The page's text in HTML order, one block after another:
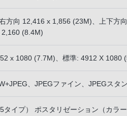
方向 12,416 x 1,856 (23M)、上下方
(8.4M)
x 1080 (7.7M)、標準: 4912 X 1080
、JPEGファイン、JPEGスタ
タイプ） ポスタリゼーション（カラ